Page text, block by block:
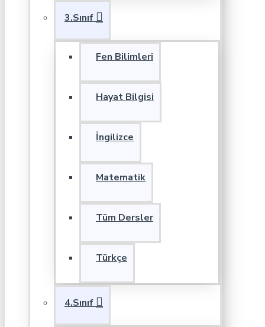
3.Sınıf
Fen Bilimleri
Hayat Bilgisi
İngilizce
Matematik
Tüm Dersler
Türkçe
4.Sınıf